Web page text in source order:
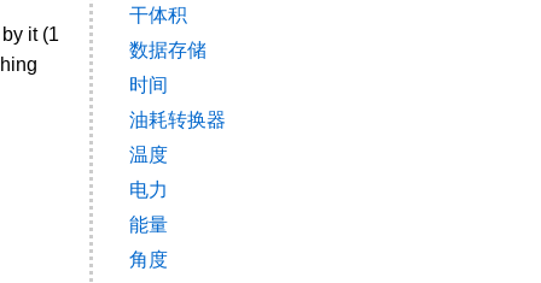
it (1
干体积
数据存储
时间
油耗转换器
温度
电力
能量
角度